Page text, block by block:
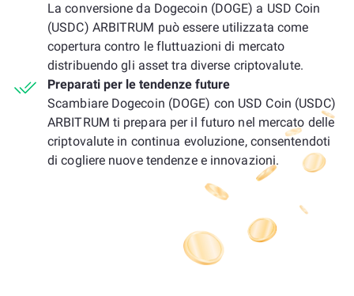
La conversione da Dogecoin (DOGE) a USD Coin
(USDC) ARBITRUM può essere utilizzata come
copertura contro le fluttuazioni di mercato
distribuendo gli asset tra diverse criptovalute.
Preparati per le tendenze future
Scambiare Dogecoin (DOGE) con USD Coin (USDC)
ARBITRUM ti prepara per il futuro nel mercato delle
criptovalute in continua evoluzione, consentendoti
di cogliere nuove tendenze e innovazioni.